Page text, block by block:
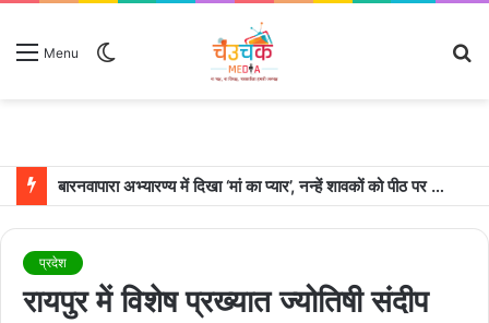
Menu
उदयपुर में शादी के बंधन में बंधे साउथ सुपरस्टार जोड़ी रश्मिका मंदाना और विजय देवरकोंडा
प्रदेश
रायपुर में विशेष प्रख्यात ज्योतिषी संदीप